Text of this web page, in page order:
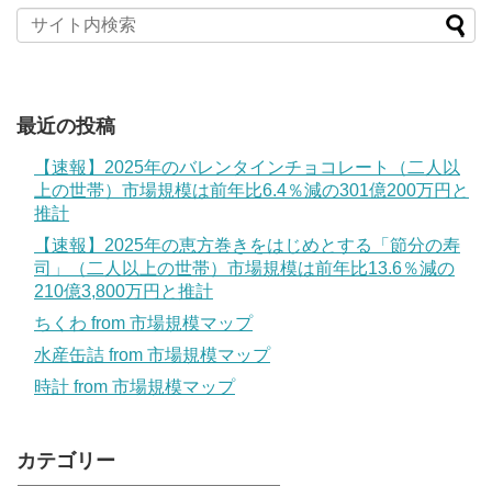
最近の投稿
【速報】2025年のバレンタインチョコレート（二人以
上の世帯）市場規模は前年比6.4％減の301億200万円と
推計
【速報】2025年の恵方巻きをはじめとする「節分の寿
司」（二人以上の世帯）市場規模は前年比13.6％減の
210億3,800万円と推計
ちくわ from 市場規模マップ
水産缶詰 from 市場規模マップ
時計 from 市場規模マップ
カテゴリー